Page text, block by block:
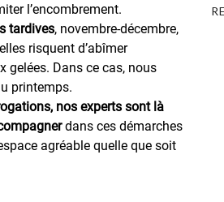
l’encombrement.
tardives, novembre-décembre,
risquent d’abîmer
gelées. Dans ce cas, nous
printemps.
nos experts sont là
dans ces démarches
agréable quelle que soit